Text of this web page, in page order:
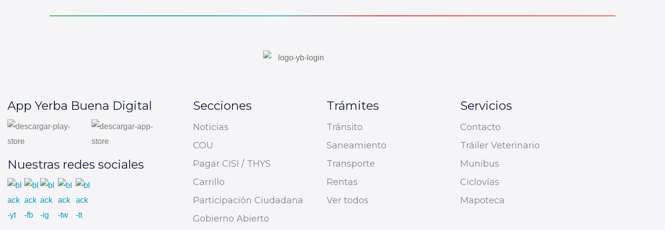
App Yerba Buena Digital
Nuestras redes sociales
Secciones
Noticias
COU
Pagar CISI / THYS
Carrillo
Participación Ciudadana
Gobierno Abierto
Trámites
Tránsito
Saneamiento
Transporte
Rentas
Ver todos
Servicios
Contacto
Tráiler Veterinario
Munibus
Ciclovías
Mapoteca